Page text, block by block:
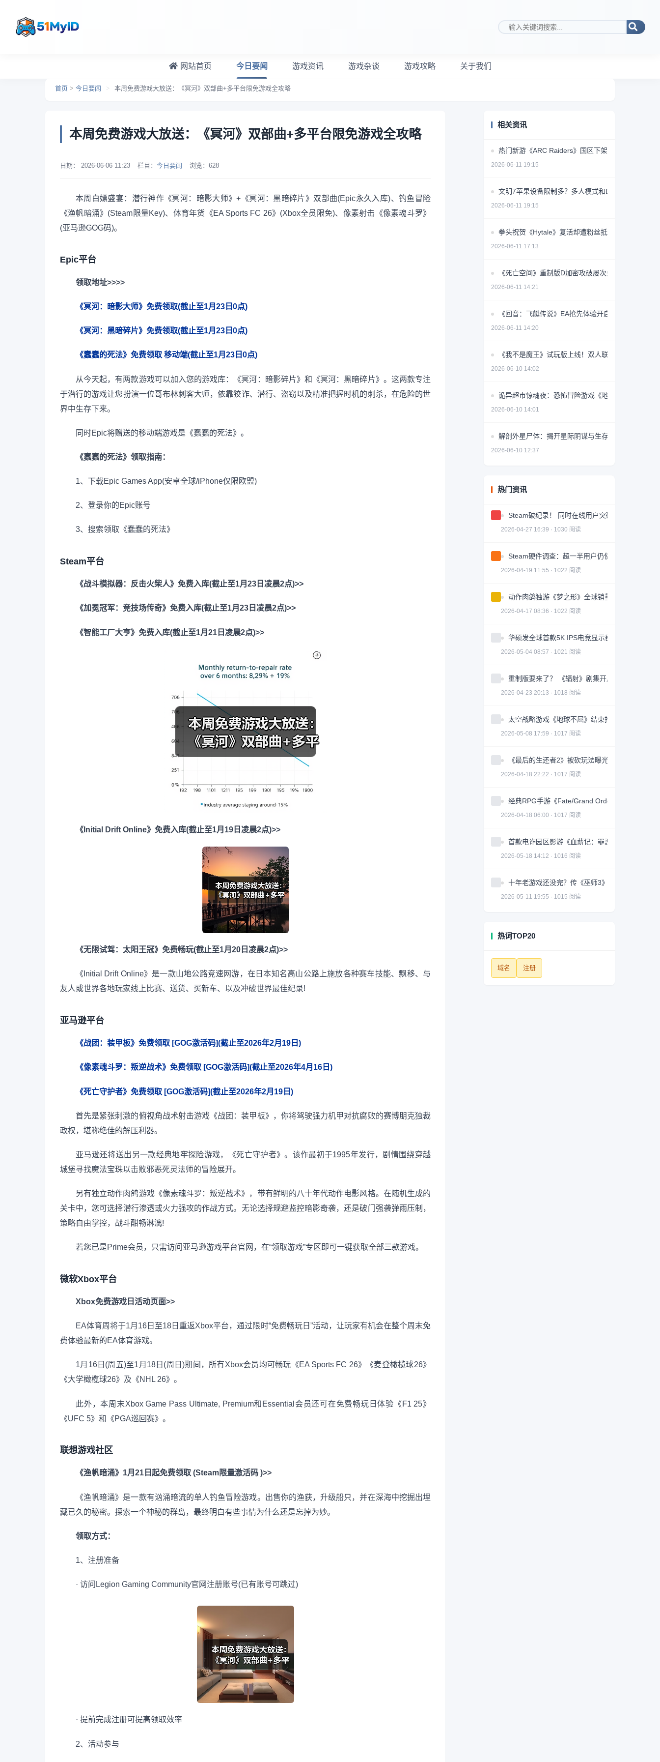
搜索关键词
网站首页 今日要闻 游戏资讯 游戏杂谈 游戏攻略 关于我们
首页 > 今日要闻 > 本周免费游戏大放送：《冥河》双部曲+多平台限免游戏全攻略
本周免费游戏大放送：《冥河》双部曲+多平台限免游戏全攻略
日期： 2026-06-06 11:23 栏目： 今日要闻 浏览： 628
本周白嫖盛宴：潜行神作《冥河：暗影大师》+《冥河：黑暗碎片》双部曲(Epic永久入库)、钓鱼冒险
《渔帆暗涌》(Steam限量Key)、体育年货《EA Sports FC 26》(Xbox全员限免)、像素射击《像素魂斗罗》
(亚马逊GOG码)。
Epic平台
领取地址>>>>
《冥河：暗影大师》免费领取(截止至1月23日0点)
《冥河：黑暗碎片》免费领取(截止至1月23日0点)
《蠢蠢的死法》免费领取 移动端(截止至1月23日0点)
从今天起，有两款游戏可以加入您的游戏库：《冥河：暗影碎片》和《冥河：黑暗碎片》。这两款专注
于潜行的游戏让您扮演一位哥布林刺客大师，依靠狡诈、潜行、盗窃以及精准把握时机的刺杀，在危险的世
界中生存下来。
同时Epic将赠送的移动端游戏是《蠢蠢的死法》。
《蠢蠢的死法》领取指南：
1、下载Epic Games App(安卓全球/iPhone仅限欧盟)
2、登录你的Epic账号
3、搜索领取《蠢蠢的死法》
Steam平台
《战斗模拟器：反击火柴人》免费入库(截止至1月23日凌晨2点)>>
《加冕冠军：竞技场传奇》免费入库(截止至1月23日凌晨2点)>>
《智能工厂大亨》免费入库(截止至1月21日凌晨2点)>>
《Initial Drift Online》免费入库(截止至1月19日凌晨2点)>>
《无限试驾：太阳王冠》免费畅玩(截止至1月20日凌晨2点)>>
《Initial Drift Online》是一款山地公路竞速网游，在日本知名高山公路上施放各种赛车技能、飘移、与
友人或世界各地玩家线上比赛、送货、买新车、以及冲破世界最佳纪录!
亚马逊平台
《战团：装甲板》免费领取 [GOG激活码](截止至2026年2月19日)
《像素魂斗罗：叛逆战术》免费领取 [GOG激活码](截止至2026年4月16日)
《死亡守护者》免费领取 [GOG激活码](截止至2026年2月19日)
首先是紧张刺激的俯视角战术射击游戏《战团：装甲板》，你将驾驶强力机甲对抗腐败的赛博朋克独裁
政权，堪称绝佳的解压利器。
亚马逊还将送出另一款经典地牢探险游戏，《死亡守护者》。该作最初于1995年发行，剧情围绕穿越
城堡寻找魔法宝珠以击败邪恶死灵法师的冒险展开。
另有独立动作肉鸽游戏《像素魂斗罗：叛逆战术》，带有鲜明的八十年代动作电影风格。在随机生成的
关卡中，您可选择潜行渗透或火力强攻的作战方式。无论选择规避监控暗影奇袭，还是破门强袭弹雨压制，
策略自由掌控，战斗酣畅淋漓!
若您已是Prime会员，只需访问亚马逊游戏平台官网，在“领取游戏”专区即可一键获取全部三款游戏。
微软Xbox平台
Xbox免费游戏日活动页面>>
EA体育周将于1月16日至18日重返Xbox平台，通过限时“免费畅玩日”活动，让玩家有机会在整个周末免
费体验最新的EA体育游戏。
1月16日(周五)至1月18日(周日)期间，所有Xbox会员均可畅玩《EA Sports FC 26》《麦登橄榄球26》
《大学橄榄球26》及《NHL 26》。
此外，本周末Xbox Game Pass Ultimate, Premium和Essential会员还可在免费畅玩日体验《F1 25》
《UFC 5》和《PGA巡回赛》。
联想游戏社区
《渔帆暗涌》1月21日起免费领取 (Steam限量激活码 )>>
《渔帆暗涌》是一款有汹涌暗流的单人钓鱼冒险游戏。出售你的渔获，升级船只，并在深海中挖掘出埋
藏已久的秘密。探索一个神秘的群岛，最终明白有些事情为什么还是忘掉为妙。
领取方式：
1、注册准备
· 访问Legion Gaming Community官网注册账号(已有账号可跳过)
· 提前完成注册可提高领取效率
2、活动参与
相关资讯
热门新游《ARC Raiders》国区下架原因成谜
2026-06-11 19:15
文明7苹果设备限制多？多人模式和DLC缺席
2026-06-11 19:15
拳头祝贺《Hytale》复活却遭粉丝抵制 真相令人意外
2026-06-11 17:13
《死亡空间》重制版D加密攻破屡次失败 最终修复能
2026-06-11 14:21
《回音：飞艇传说》EA抢先体验开启，云端征途稳
2026-06-11 14:20
《我不是魔王》试玩版上线！双人联机+千种构筑，
2026-06-10 14:02
诡异超市惊魂夜：恐怖冒险游戏《地狱超市》即将上
2026-06-10 14:01
解剖外星尸体：揭开星际阴谋与生存抉择
2026-06-10 12:37
热门资讯
Steam破纪录！ 同时在线用户突破4180万
2026-04-27 16:39 · 1030 阅读
Steam硬件调查：超一半用户仍使用1080P分辨率
2026-04-19 11:55 · 1022 阅读
动作肉鸽独游《梦之形》全球销量破100万份，
2026-04-17 08:36 · 1022 阅读
华硕发全球首款5K IPS电竞显示器 5090D带不动
2026-05-04 08:57 · 1021 阅读
重制版要来了？ 《辐射》剧集开启神秘倒计时
2026-04-23 20:13 · 1018 阅读
太空战略游戏《地球不屈》结束抢先体验 正式推
2026-05-08 17:59 · 1017 阅读
《最后的生还者2》被砍玩法曝光：迫使敌人举手
2026-04-18 22:22 · 1017 阅读
经典RPG手游《Fate/Grand Order》推出10周年
2026-04-18 06:00 · 1017 阅读
首款电诈园区影游《血薪记：罪恶园区》上线
2026-05-18 14:12 · 1016 阅读
十年老游戏还没完？传《巫师3》神秘资料片获多
2026-05-11 19:55 · 1015 阅读
热词TOP20
域名 注册